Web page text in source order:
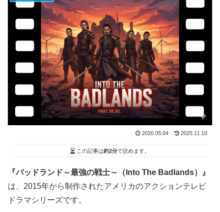
2020.05.04 2025.11.10
この記事は約2分で読めます。
『バッドランド～最強の戦士～（Into The Badlands）』
は、2015年から制作されたアメリカのアクションテレビ
ドラマシリーズです。